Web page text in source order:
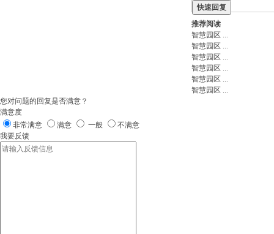
注册
快速回复
推荐阅读
智慧园区 ...
智慧园区 ...
智慧园区 ...
智慧园区 ...
智慧园区 ...
智慧园区 ...
您对问题的回复是否满意？
满意度
非常满意
满意 一般
不满意
我要反馈